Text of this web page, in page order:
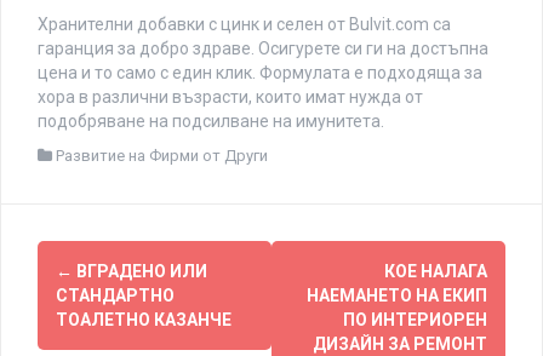
Хранителни добавки с цинк и селен от Bulvit.com са
гаранция за добро здраве. Осигурете си ги на достъпна
цена и то само с един клик. Формулата е подходяща за
хора в различни възрасти, които имат нужда от
подобряване на подсилване на имунитета.
Развитие на Фирми от Други
Post
navigation
← ВГРАДЕНО ИЛИ
СТАНДАРТНО
ТОАЛЕТНО КАЗАНЧЕ
КОЕ НАЛАГА
НАЕМАНЕТО НА ЕКИП
ПО ИНТЕРИОРЕН
ДИЗАЙН ЗА РЕМОНТ